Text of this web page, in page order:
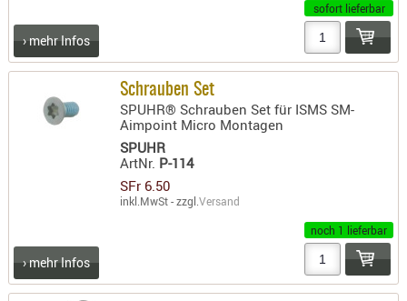
sofort lieferbar
› mehr Infos
Schrauben Set
SPUHR® Schrauben Set für ISMS SM-
Aimpoint Micro Montagen
SPUHR
ArtNr. P-114
SFr 6.50
inkl.MwSt - zzgl.Versand
noch 1 lieferbar
› mehr Infos